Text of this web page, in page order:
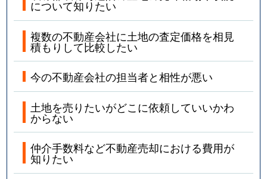
について知りたい
複数の不動産会社に土地の査定価格を相見
積もりして比較したい
今の不動産会社の担当者と相性が悪い
土地を売りたいがどこに依頼していいかわ
からない
仲介手数料など不動産売却における費用が
知りたい